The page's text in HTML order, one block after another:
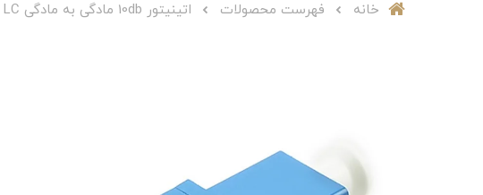
خانه فهرست محصولات اتینیتور 10db مادگی به مادگی LC